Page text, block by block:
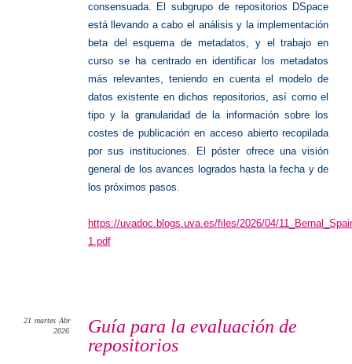
consensuada. El subgrupo de repositorios DSpace
está llevando a cabo el análisis y la implementación
beta del esquema de metadatos, y el trabajo en
curso se ha centrado en identificar los metadatos
más relevantes, teniendo en cuenta el modelo de
datos existente en dichos repositorios, así como el
tipo y la granularidad de la información sobre los
costes de publicación en acceso abierto recopilada
por sus instituciones. El póster ofrece una visión
general de los avances logrados hasta la fecha y de
los próximos pasos.
https://uvadoc.blogs.uva.es/files/2026/04/
1.pdf
Guía para la evaluación de
repositorios
21 martes Abr
2026